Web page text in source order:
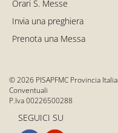
Orari S. Messe
Invia una preghiera
Prenota una Messa
© 2026 PISAPFMC Provincia
Conventuali
P.Iva 00226500288
SEGUICI SU